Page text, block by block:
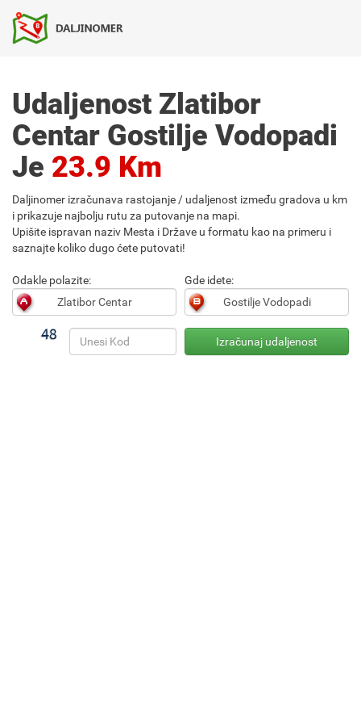
Udaljenost Zlatibor
Centar Gostilje Vodopadi
Je 23.9 Km
Daljinomer izračunava rastojanje / udaljenost između gradova u km
i prikazuje najbolju rutu za putovanje na mapi.
Upišite ispravan naziv Mesta i Države u formatu kao na primeru i
saznajte koliko dugo ćete putovati!
Odakle polazite: Gde idete: